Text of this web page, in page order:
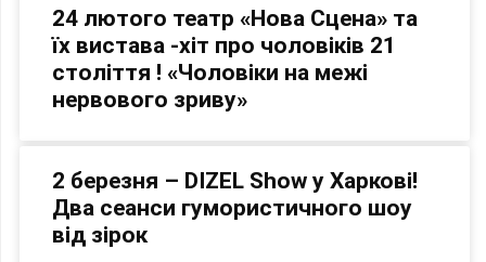
24 лютого театр «Нова Сцена» та
їх вистава -хіт про чоловіків 21
століття ! «Чоловіки на межі
нервового зриву»
2 березня – DIZEL Show у Харкові!
Два сеанси гумористичного шоу
від зірок